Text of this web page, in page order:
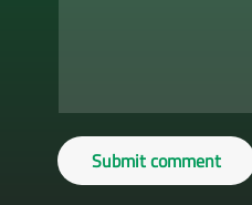
Submit comment